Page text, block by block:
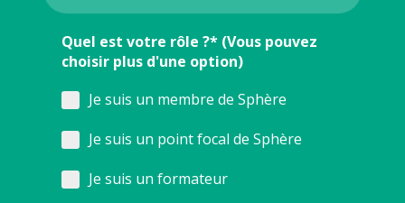
Quel est votre rôle ?* (Vous pouvez
choisir plus d'une option)
Je suis un membre de Sphère
Je suis un point focal de Sphère
Je suis un formateur